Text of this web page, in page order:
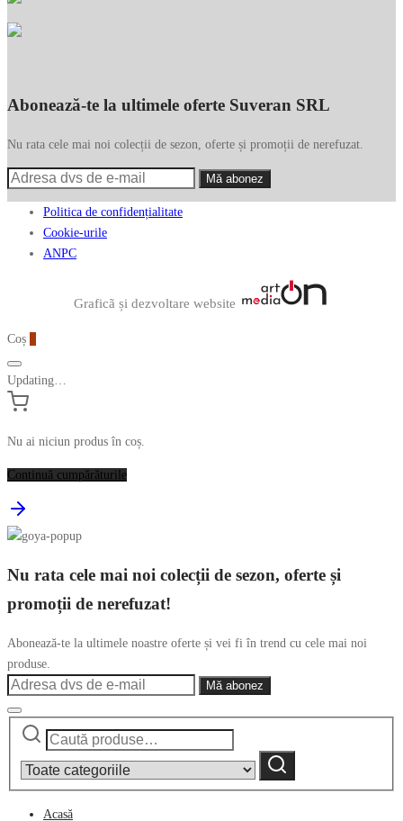
Abonează-te la ultimele oferte Suveran SRL
Nu rata cele mai noi colecții de sezon, oferte și promoții de nerefuzat.
Politica de confidențialitate
Cookie-urile
ANPC
Graficã și dezvoltare website
Coș
Updating…
Nu ai niciun produs în coș.
Continuă cumpărăturile
Nu rata cele mai noi colecții de sezon, oferte și
promoții de nerefuzat!
Abonează-te la ultimele noastre oferte și vei fi în trend cu cele mai noi
produse.
Caută
category:
Caută
Acasă